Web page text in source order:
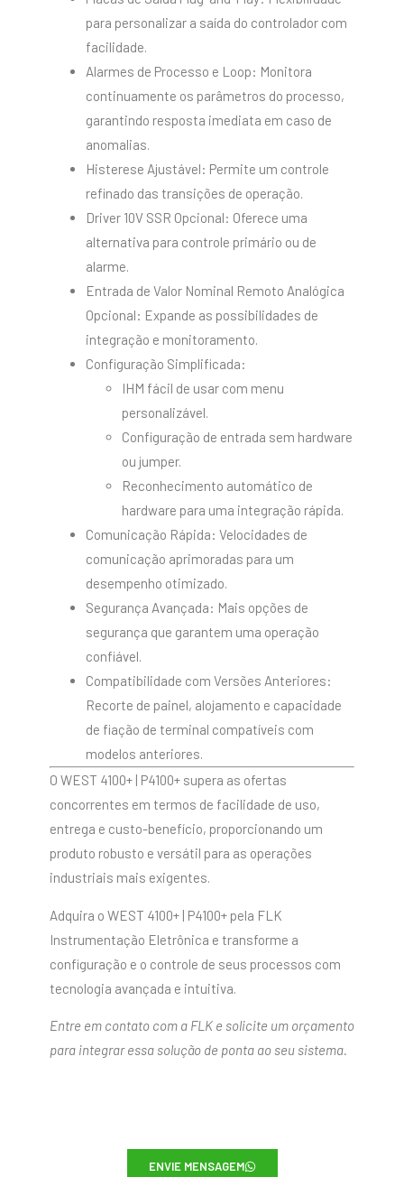
para personalizar a saída do controlador com
facilidade.
Alarmes de Processo e Loop: Monitora
continuamente os parâmetros do processo,
garantindo resposta imediata em caso de
anomalias.
Histerese Ajustável: Permite um controle
refinado das transições de operação.
Driver 10V SSR Opcional: Oferece uma
alternativa para controle primário ou de
alarme.
Entrada de Valor Nominal Remoto Analógica
Opcional: Expande as possibilidades de
integração e monitoramento.
Configuração Simplificada:
IHM fácil de usar com menu
personalizável.
Configuração de entrada sem hardware
ou jumper.
Reconhecimento automático de
hardware para uma integração rápida.
Comunicação Rápida: Velocidades de
comunicação aprimoradas para um
desempenho otimizado.
Segurança Avançada: Mais opções de
segurança que garantem uma operação
confiável.
Compatibilidade com Versões Anteriores:
Recorte de painel, alojamento e capacidade
de fiação de terminal compatíveis com
modelos anteriores.
O WEST 4100+ | P4100+ supera as ofertas
concorrentes em termos de facilidade de uso,
entrega e custo-benefício, proporcionando um
produto robusto e versátil para as operações
industriais mais exigentes.
Adquira o WEST 4100+ | P4100+ pela FLK
Instrumentação Eletrônica e transforme a
configuração e o controle de seus processos com
tecnologia avançada e intuitiva.
Entre em contato com a FLK e solicite um orçamento
para integrar essa solução de ponta ao seu sistema.
ENVIE MENSAGEM